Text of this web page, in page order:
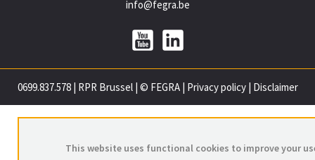
info@fegra.be
0699.837.578| RPR Brussel| © FEGRA| Privacy policy| Disclaimer
This website uses functional cookies to improve your